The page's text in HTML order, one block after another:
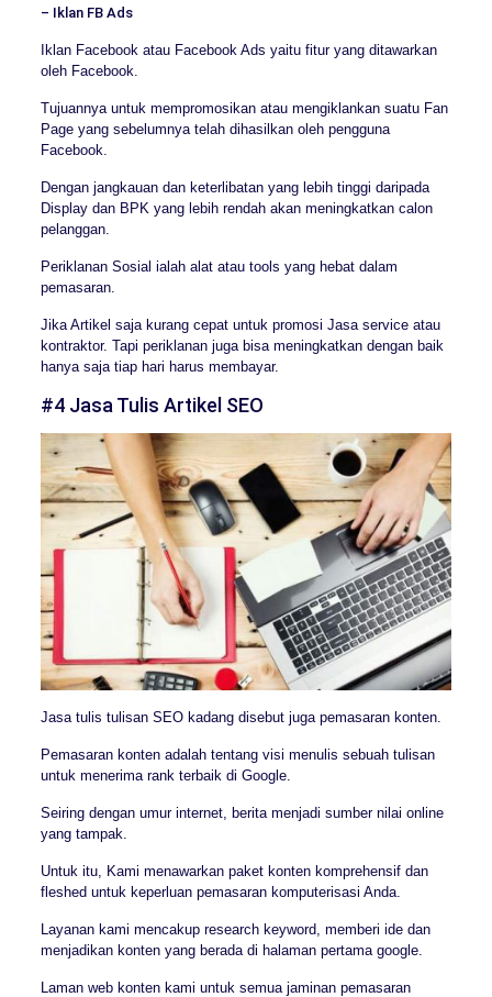
– Iklan FB Ads
Iklan Facebook atau Facebook Ads yaitu fitur yang ditawarkan
oleh Facebook.
Tujuannya untuk mempromosikan atau mengiklankan suatu Fan
Page yang sebelumnya telah dihasilkan oleh pengguna
Facebook.
Dengan jangkauan dan keterlibatan yang lebih tinggi daripada
Display dan BPK yang lebih rendah akan meningkatkan calon
pelanggan.
Periklanan Sosial ialah alat atau tools yang hebat dalam
pemasaran.
Jika Artikel saja kurang cepat untuk promosi Jasa service atau
kontraktor. Tapi periklanan juga bisa meningkatkan dengan baik
hanya saja tiap hari harus membayar.
#4 Jasa Tulis Artikel SEO
Jasa tulis tulisan SEO kadang disebut juga pemasaran konten.
Pemasaran konten adalah tentang visi menulis sebuah tulisan
untuk menerima rank terbaik di Google.
Seiring dengan umur internet, berita menjadi sumber nilai online
yang tampak.
Untuk itu, Kami menawarkan paket konten komprehensif dan
fleshed untuk keperluan pemasaran komputerisasi Anda.
Layanan kami mencakup research keyword, memberi ide dan
menjadikan konten yang berada di halaman pertama google.
Laman web konten kami untuk semua jaminan pemasaran